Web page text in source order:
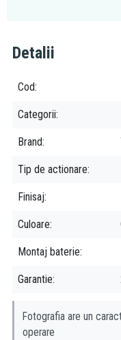
Detalii
Cod
Categorii
Brand
Tip de actionare
Finisaj
Culoare
Montaj baterie
Garantie
Fotografia are un
operare